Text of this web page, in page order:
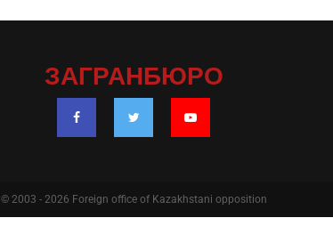
ЗАГРАНБЮРО
© 2003 - 2026 Foreign office of Kazakhstani opposition